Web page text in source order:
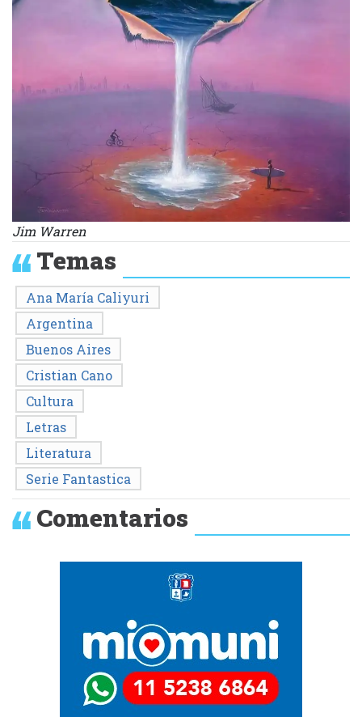
Jim Warren
Temas
Ana María Caliyuri
Argentina
Buenos Aires
Cristian Cano
Cultura
Letras
Literatura
Serie Fantastica
Comentarios